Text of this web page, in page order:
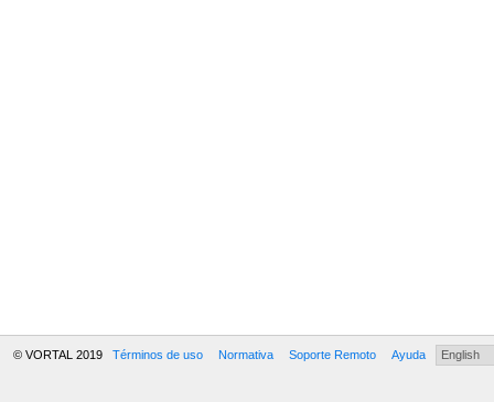
© VORTAL 2019 Términos de uso Normativa Soporte Remoto Ayuda